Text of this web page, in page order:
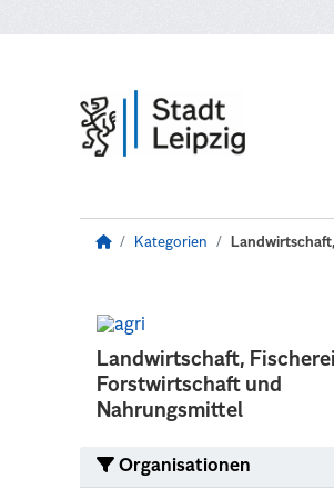
Kategorien
Landwirtschaft,
Forstwirtschaft und
Nahrungsmittel
Organisationen